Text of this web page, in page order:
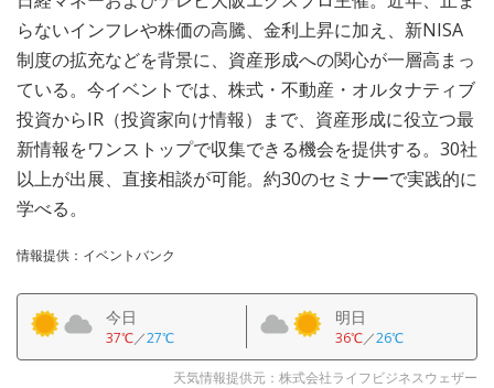
らないインフレや株価の高騰、金利上昇に加え、新NISA
制度の拡充などを背景に、資産形成への関心が一層高まっ
ている。今イベントでは、株式・不動産・オルタナティブ
投資からIR（投資家向け情報）まで、資産形成に役立つ最
新情報をワンストップで収集できる機会を提供する。30社
以上が出展、直接相談が可能。約30のセミナーで実践的に
学べる。
情報提供：イベントバンク
今日
37℃／27℃
明日
36℃／26℃
天気情報提供元：株式会社ライフビジネスウェザー